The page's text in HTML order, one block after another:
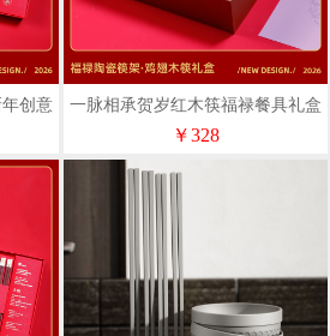
创意
一脉相承贺岁红木筷福禄餐具礼盒
创意礼品年会礼品
￥328